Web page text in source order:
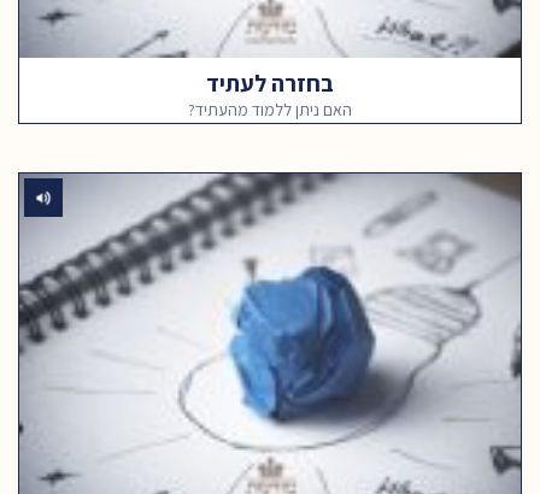
בחזרה לעתיד
האם ניתן ללמוד מהעתיד?